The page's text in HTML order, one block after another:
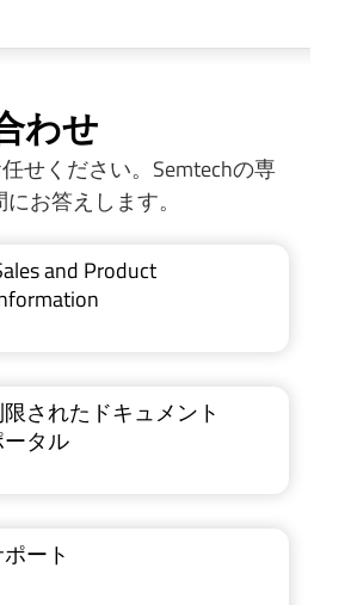
わせ
せください。Semtechの専
お答えします。
and Product
されたドキュメント
タル
ート